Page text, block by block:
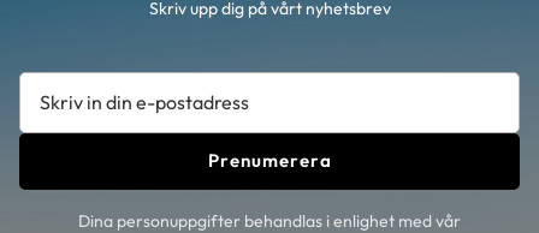
Skriv upp dig på vårt nyhetsbrev
Prenumerera
Dina personuppgifter behandlas i enlighet med vår